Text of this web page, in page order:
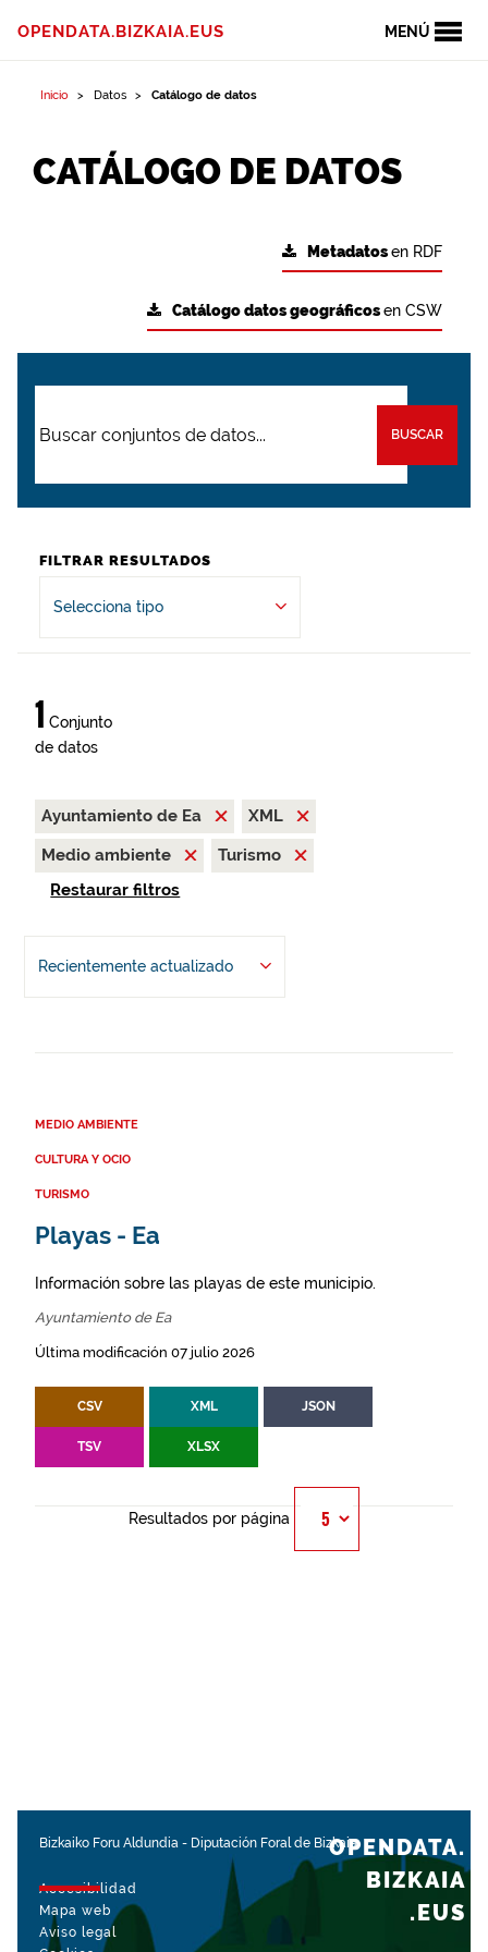
MENÚ
OPENDATA.BIZKAIA.EUS
Inicio Datos Catálogo de datos
CATÁLOGO DE DATOS
Metadatosen RDF
Catálogo datos geográficosen CSW
BUSCAR
FILTRAR RESULTADOS
Selecciona tipo
1 Conjunto
de datos
Ayuntamiento de Ea
XML
Medio ambiente
Turismo
Restaurar filtros
Recientemente actualizado
MEDIO AMBIENTE
CULTURA Y OCIO
TURISMO
Playas - Ea
Información sobre las playas de este municipio.
Ayuntamiento de Ea
Última modificación 07 julio 2026
CSV XML JSON
TSV XLSX
Resultados por página
Bizkaiko Foru Aldundia - Diputación Foral de Bizkaia
Accesibilidad
Mapa web
Aviso legal
OPENDATA.
BIZKAIA
.EUS